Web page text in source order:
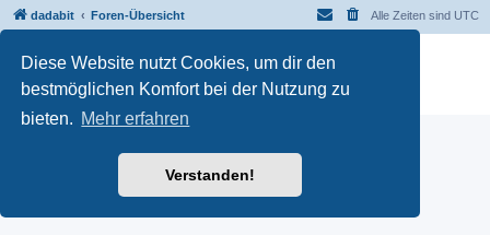
Diese Website nutzt Cookies, um dir den
bestmöglichen Komfort bei der Nutzung zu
bieten. Mehr erfahren
Verstanden!
dadabit Foren-Übersicht Alle Zeiten sind UTC
Powered by phpBB
® Forum Software © phpBB Limited
Deutsche Übersetzung durch
Datenschutz|Nutzungsbedingungen